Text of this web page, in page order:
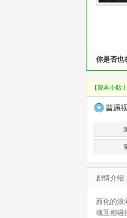
你是否也
【观看小贴
剧情介绍
西化的浪
魂互相碰